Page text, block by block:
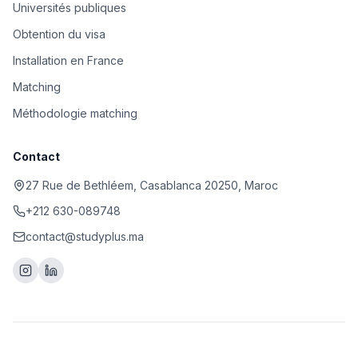
Universités publiques
Obtention du visa
Installation en France
Matching
Méthodologie matching
Contact
27 Rue de Bethléem, Casablanca 20250, Maroc
+212 630-089748
contact@studyplus.ma